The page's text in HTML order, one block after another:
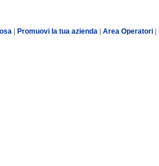
| Promuovi la tua azienda Area Operatori